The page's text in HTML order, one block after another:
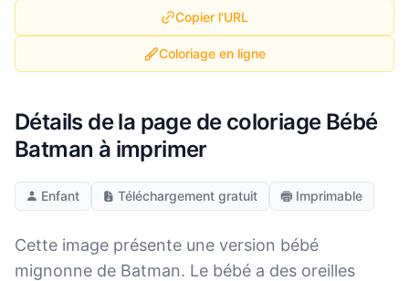
Copier l'URL
Coloriage en ligne
Détails de la page de coloriage Bébé
Batman à imprimer
Enfant Téléchargement gratuit Imprimable
Cette image présente une version bébé
mignonne de Batman. Le bébé a des oreilles